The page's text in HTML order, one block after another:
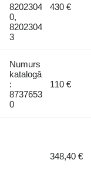
8202304
0,
8202304
3
430 €
Numurs
katalogā
:
8737653
0
110 €
348,40 €